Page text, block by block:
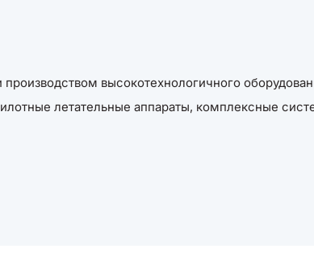
высокотехнологичного
летательные аппараты, комплексные